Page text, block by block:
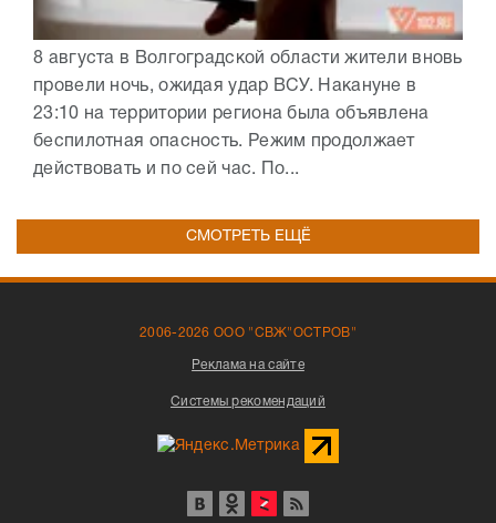
8 августа в Волгоградской области жители вновь
провели ночь, ожидая удар ВСУ. Накануне в
23:10 на территории региона была объявлена
беспилотная опасность. Режим продолжает
действовать и по сей час. По...
СМОТРЕТЬ ЕЩЁ
2006-2026 ООО "СВЖ"ОСТРОВ"
Реклама на сайте
Системы рекомендаций